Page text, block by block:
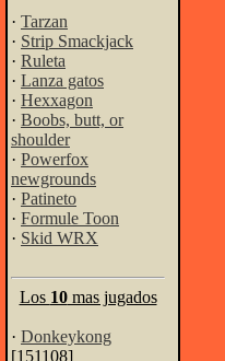
· Tarzan
· Strip Smackjack
· Ruleta
· Lanza gatos
· Hexxagon
· Boobs, butt, or
shoulder
· Powerfox
newgrounds
· Patineto
· Formule Toon
· Skid WRX
Los 10mas jugados
· Donkeykong
[151108]